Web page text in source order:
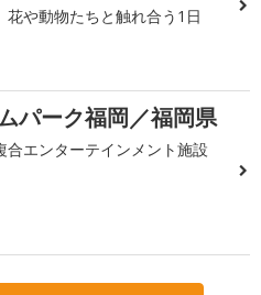
花や動物たちと触れ合う1日
パーク福岡／福岡県
合エンターテインメント施設